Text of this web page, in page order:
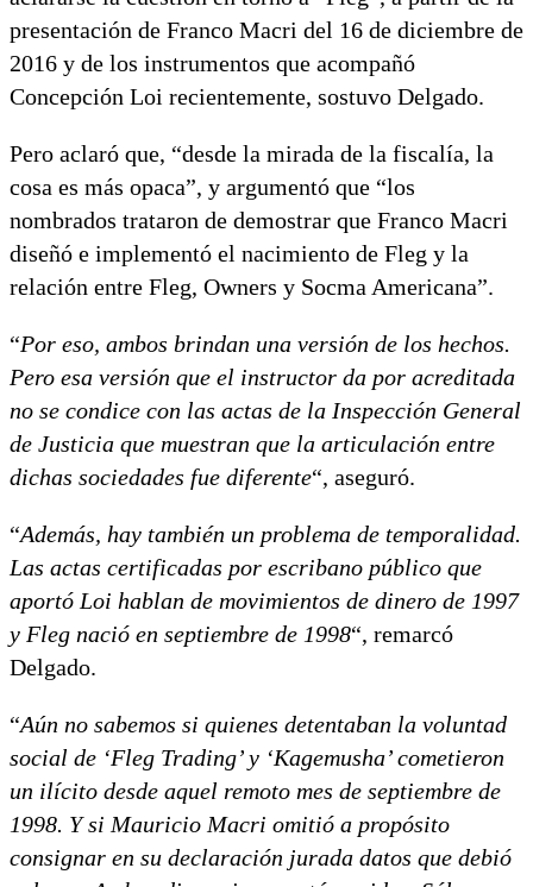
presentación de Franco Macri del 16 de diciembre de
2016 y de los instrumentos que acompañó
Concepción Loi recientemente, sostuvo Delgado.
Pero aclaró que, “desde la mirada de la fiscalía, la
cosa es más opaca”, y argumentó que “los
nombrados trataron de demostrar que Franco Macri
diseñó e implementó el nacimiento de Fleg y la
relación entre Fleg, Owners y Socma Americana”.
“Por eso, ambos brindan una versión de los hechos.
Pero esa versión que el instructor da por acreditada
no se condice con las actas de la Inspección General
de Justicia que muestran que la articulación entre
dichas sociedades fue diferente“, aseguró.
“Además, hay también un problema de temporalidad.
Las actas certificadas por escribano público que
aportó Loi hablan de movimientos de dinero de 1997
y Fleg nació en septiembre de 1998“, remarcó
Delgado.
“Aún no sabemos si quienes detentaban la voluntad
social de ‘Fleg Trading’ y ‘Kagemusha’ cometieron
un ilícito desde aquel remoto mes de septiembre de
1998. Y si Mauricio Macri omitió a propósito
consignar en su declaración jurada datos que debió